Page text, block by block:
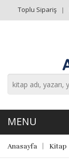
Toplu Sipariş
Anasayfa Kitap